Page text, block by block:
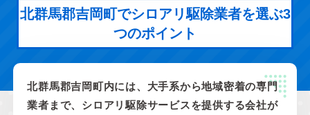
北群馬郡吉岡町でシロアリ駆除業者を選ぶ3
つのポイント
北群馬郡吉岡町内には、大手系から地域密着の専門
業者まで、シロアリ駆除サービスを提供する会社が